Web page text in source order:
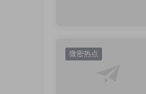
微密热点